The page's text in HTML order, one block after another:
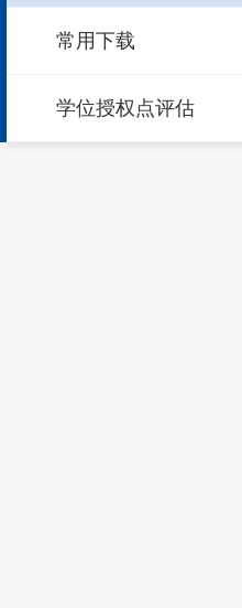
常用下载
学位授权点评估